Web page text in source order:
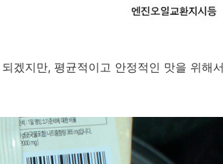
겠지만, 평균적이고 안정적인 맛을 위해